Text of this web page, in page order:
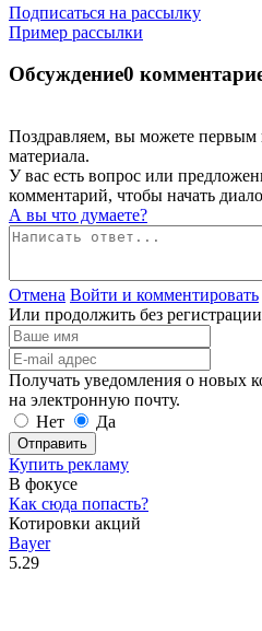
Подписаться на рассылку
Пример рассылки
Обсуждение0
Поздравляем, вы можете первым
материала.
У вас есть вопрос или
комментарий, чтобы начать
А вы что думаете?
Отмена Войти и комментировать
Или продолжить без регистрации
Получать уведомления о новых
на электронную почту.
Нет
Да
Отправить
Купить рекламу
В фокусе
Как сюда попасть?
Котировки акций
Bayer
5.29